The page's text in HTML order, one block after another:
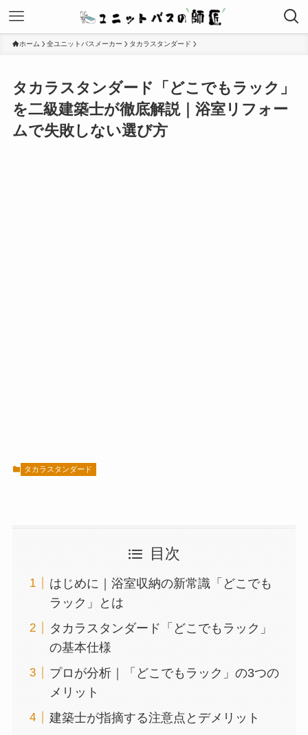
ホーム 全ユニットバスメーカー タカラスタンダード
タカラスタンダード「どこでもラック」
を二級建築士が徹底解説｜浴室リフォー
ムで失敗しない選び方
タカラスタンダード
目次
はじめに｜浴室収納の新常識「どこでも
ラック」とは
タカラスタンダード「どこでもラック」
の基本仕様
プロが分析｜「どこでもラック」の3つの
メリット
建築士が指摘する注意点とデメリット